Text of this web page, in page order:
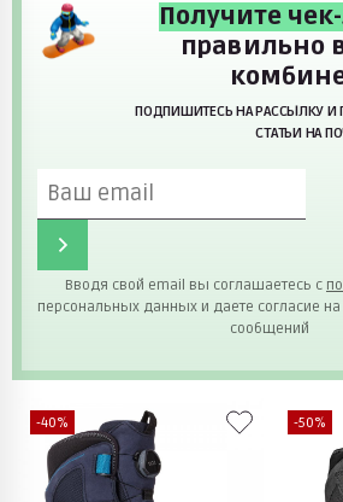
Получите
правильно
ПОДПИШИТЕСЬ НА РАССЫЛКУ И
СТАТЬИ НА
Вводя свой email вы соглашаетесь с
персональных данных и даете согласие
сообщений
-40% -50%